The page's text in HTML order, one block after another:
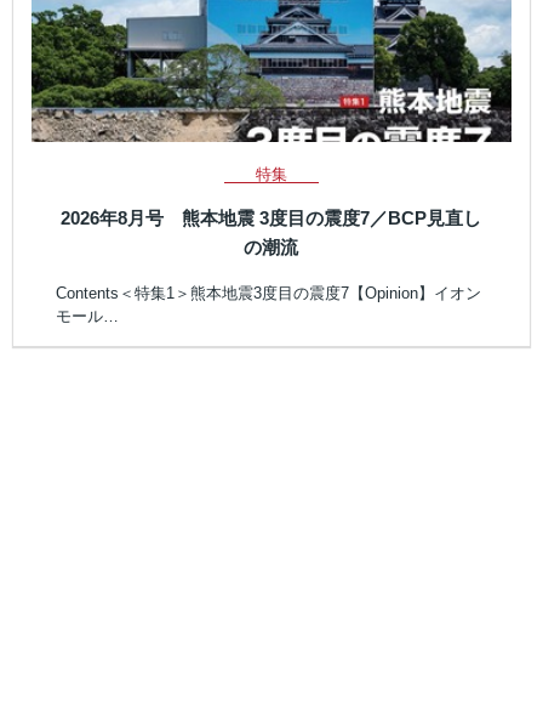
特集
2026年8月号 熊本地震 3度目の震度7／BCP見直し
の潮流
Contents＜特集1＞熊本地震3度目の震度7【Opinion】イオン
モール…